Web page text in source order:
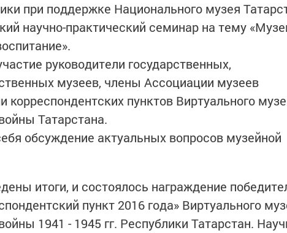
при поддержке Национального музея
научно-практический семинар на тему
руководители государственных,
музеев, члены Ассоциации музеев
корреспондентских пунктов Виртуального
Татарстана.
обсуждение актуальных вопросов музейной
итоги, и состоялось награждение
пункт 2016 года» Виртуального
1941 - 1945 гг. Республики Татарстан.